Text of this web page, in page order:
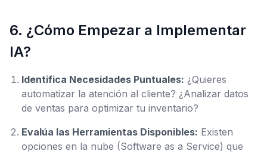
6. ¿Cómo Empezar a Implementar
IA?
Identifica Necesidades Puntuales: ¿Quieres
automatizar la atención al cliente? ¿Analizar datos
de ventas para optimizar tu inventario?
Evalúa las Herramientas Disponibles: Existen
opciones en la nube (Software as a Service) que